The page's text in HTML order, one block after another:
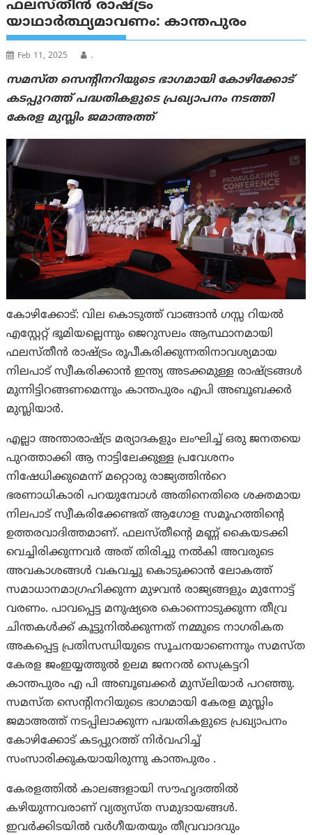
ഫലസ്തീൻ രാഷ്ട്രം
യാഥാർത്ഥ്യമാവണം: കാന്തപുരം
Feb 11, 2025 .
സമസ്ത സെന്റിനറിയുടെ ഭാഗമായി കോഴിക്കോട്
കടപ്പുറത്ത് പദ്ധതികളുടെ പ്രഖ്യാപനം നടത്തി
കേരള മുസ്ലിം ജമാഅത്ത്
കോഴിക്കോട്: വില കൊടുത്ത് വാങ്ങാൻ ഗസ്സ റിയൽ
എസ്റ്റേറ്റ് ഭൂമിയല്ലെന്നും ജെറുസലം ആസ്ഥാനമായി
ഫലസ്തീൻ രാഷ്ട്രം രൂപീകരിക്കുന്നതിനാവശ്യമായ
നിലപാട് സ്വീകരിക്കാൻ ഇന്ത്യ അടക്കമുള്ള രാഷ്ട്രങ്ങൾ
മുന്നിട്ടിറങ്ങണമെന്നും കാന്തപുരം എപി അബൂബക്കർ
മുസ്ലിയാർ.
എല്ലാ അന്താരാഷ്ട്ര മര്യാദകളും ലംഘിച്ച് ഒരു ജനതയെ
പുറത്താക്കി ആ നാട്ടിലേക്കുള്ള പ്രവേശനം
നിഷേധിക്കുമെന്ന് മറ്റൊരു രാജ്യത്തിൻറെ
ഭരണാധികാരി പറയുമ്പോൾ അതിനെതിരെ ശക്തമായ
നിലപാട് സ്വീകരിക്കേണ്ടത് ആഗോള സമൂഹത്തിന്റെ
ഉത്തരവാദിത്തമാണ്. ഫലസ്തീന്റെ മണ്ണ് കൈയടക്കി
വെച്ചിരിക്കുന്നവർ അത് തിരിച്ചു നൽകി അവരുടെ
അവകാശങ്ങൾ വകവച്ചു കൊടുക്കാൻ ലോകത്ത്
സമാധാനമാഗ്രഹിക്കുന്ന മുഴവൻ രാജ്യങ്ങളും മുന്നോട്ട്
വരണം. പാവപ്പെട്ട മനുഷ്യരെ കൊന്നൊടുക്കുന്ന തീവ്ര
ചിന്തകൾക്ക് കൂട്ടുനിൽക്കുന്നത് നമ്മുടെ നാഗരികത
അകപ്പെട്ട പ്രതിസന്ധിയുടെ സൂചനയാണെന്നും സമസ്ത
കേരള ജംഇയ്യത്തുൽ ഉലമ ജനറൽ സെക്രട്ടറി
കാന്തപുരം എ പി അബൂബക്കർ മുസ്‌ലിയാർ പറഞ്ഞു.
സമസ്ത സെന്റിനറിയുടെ ഭാഗമായി കേരള മുസ്ലിം
ജമാഅത്ത് നടപ്പിലാക്കുന്ന പദ്ധതികളുടെ പ്രഖ്യാപനം
കോഴിക്കോട് കടപ്പുറത്ത് നിർവഹിച്ച്
സംസാരിക്കുകയായിരുന്നു കാന്തപുരം .
കേരളത്തിൽ കാലങ്ങളായി സൗഹൃദത്തിൽ
കഴിയുന്നവരാണ് വ്യത്യസ്ത സമുദായങ്ങൾ.
ഇവർക്കിടയിൽ വർഗീയതയും തീവ്രവാദവും